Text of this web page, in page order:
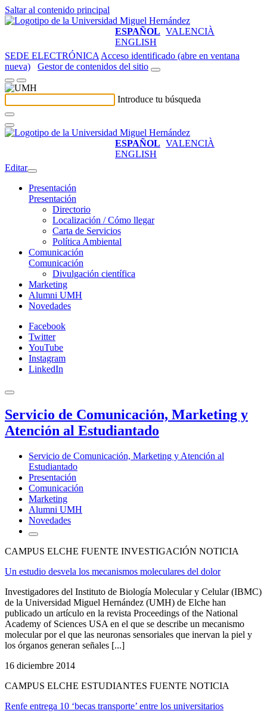
Saltar al contenido principal
ESPAÑOL VALENCIÀ
ENGLISH
SEDE ELECTRÓNICA Acceso identificado (abre en ventana
nueva)
Gestor de contenidos del sitio
Introduce tu búsqueda
ESPAÑOL VALENCIÀ
ENGLISH
Editar
Presentación
Presentación
Directorio
Localización / Cómo llegar
Carta de Servicios
Política Ambiental
Comunicación
Comunicación
Divulgación científica
Marketing
Alumni UMH
Novedades
Facebook
Twitter
YouTube
Instagram
LinkedIn
Servicio de Comunicación, Marketing y
Atención al Estudiantado
Servicio de Comunicación, Marketing y Atención al
Estudiantado
Presentación
Comunicación
Marketing
Alumni UMH
Novedades
CAMPUS ELCHE FUENTE INVESTIGACIÓN NOTICIA
Un estudio desvela los mecanismos moleculares del dolor
Investigadores del Instituto de Biología Molecular y Celular (IBMC)
de la Universidad Miguel Hernández (UMH) de Elche han
publicado un artículo en la revista Proceedings of the National
Academy of Sciences USA en el que se describe un mecanismo
molecular por el que las neuronas sensoriales que inervan la piel y
los órganos generan señales [...]
16 diciembre 2014
CAMPUS ELCHE ESTUDIANTES FUENTE NOTICIA
Renfe entrega 10 ‘becas transporte’ entre los universitarios